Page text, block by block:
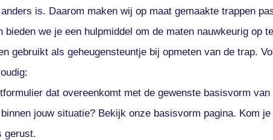
is. Daarom maken wij op maat gemaakte trappen
we je een hulpmiddel om de maten nauwkeurig op
gebruikt als geheugensteuntje bij opmeten van de trap.
dat overeenkomt met de gewenste basisvorm van
jouw situatie? Bekijk onze basisvorm pagina. Kom
gerust.